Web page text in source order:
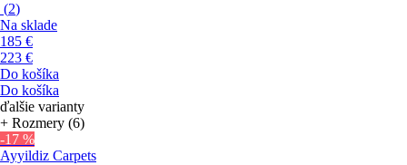
(2)
Na sklade
185 €
223 €
Do košíka
Do košíka
ďalšie varianty
+ Rozmery (6)
-17 %
Ayyildiz Carpets